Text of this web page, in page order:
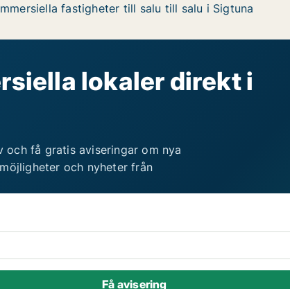
fastigheter till salu till salu i Sigtuna
lokaler direkt i
och få gratis aviseringar om nya
och nyheter från